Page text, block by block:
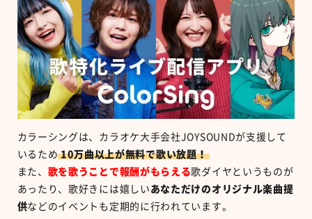
カラーシングは、カラオケ大手会社JOYSOUNDが支援して
いるため 10万曲以上が無料で歌い放題！
また、 歌を歌うことで報酬がもらえる歌ダイヤというものが
あったり、歌好きには嬉しい あなただけのオリジナル楽曲提
供などのイベントも定期的に行われています。